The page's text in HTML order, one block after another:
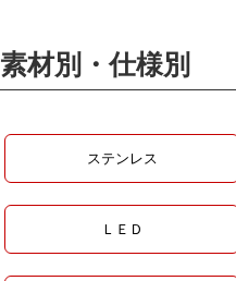
素材別・仕様別
ステンレス
ＬＥＤ